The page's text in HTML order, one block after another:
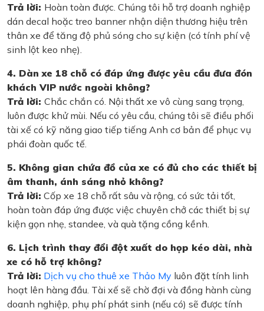
Trả lời: Hoàn toàn được. Chúng tôi hỗ trợ doanh nghiệp
dán decal hoặc treo banner nhận diện thương hiệu trên
thân xe để tăng độ phủ sóng cho sự kiện (có tính phí vệ
sinh lột keo nhẹ).
4. Dàn xe 18 chỗ có đáp ứng được yêu cầu đưa đón
khách VIP nước ngoài không?
Trả lời: Chắc chắn có. Nội thất xe vô cùng sang trọng,
luôn được khử mùi. Nếu có yêu cầu, chúng tôi sẽ điều phối
tài xế có kỹ năng giao tiếp tiếng Anh cơ bản để phục vụ
phái đoàn quốc tế.
5. Không gian chứa đồ của xe có đủ cho các thiết bị
âm thanh, ánh sáng nhỏ không?
Trả lời: Cốp xe 18 chỗ rất sâu và rộng, có sức tải tốt,
hoàn toàn đáp ứng được việc chuyên chở các thiết bị sự
kiện gọn nhẹ, standee, và quà tặng cồng kềnh.
6. Lịch trình thay đổi đột xuất do họp kéo dài, nhà
xe có hỗ trợ không?
Trả lời: Dịch vụ cho thuê xe Thảo My luôn đặt tính linh
hoạt lên hàng đầu. Tài xế sẽ chờ đợi và đồng hành cùng
doanh nghiệp, phụ phí phát sinh (nếu có) sẽ được tính